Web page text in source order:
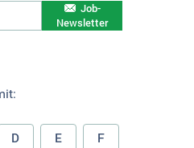
Job-
Newsletter
D E F